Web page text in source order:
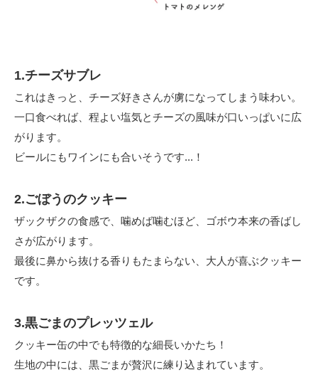
1.チーズサブレ
これはきっと、チーズ好きさんが虜になってしまう味わい。
一口食べれば、程よい塩気とチーズの風味が口いっぱいに広
がります。
ビールにもワインにも合いそうです...！
2.ごぼうのクッキー
ザックザクの食感で、噛めば噛むほど、ゴボウ本来の香ばし
さが広がります。
最後に鼻から抜ける香りもたまらない、大人が喜ぶクッキー
です。
3.黒ごまのプレッツェル
クッキー缶の中でも特徴的な細長いかたち！
生地の中には、黒ごまが贅沢に練り込まれています。